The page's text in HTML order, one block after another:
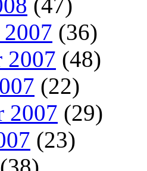
(47)
2007 (36)
2007 (48)
(22)
2007 (29)
(23)